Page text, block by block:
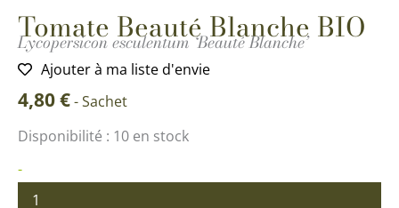
Tomate Beauté Blanche BIO
Lycopersicon esculentum ‘Beauté Blanche’
Ajouter à ma liste d'envie
4,80€-Sachet
Disponibilité : 10 en stock
-
quantité
Tomate
Beauté
Blanche